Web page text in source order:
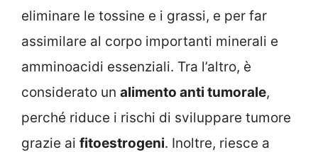
eliminare le tossine e i grassi, e per far
assimilare al corpo importanti minerali e
amminoacidi essenziali. Tra l’altro, è
considerato un alimento anti tumorale,
perché riduce i rischi di sviluppare tumore
grazie ai fitoestrogeni. Inoltre, riesce a